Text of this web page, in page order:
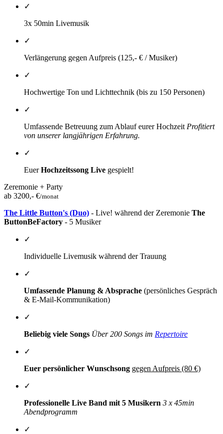
✓
3x 50min Livemusik
✓
Verlängerung gegen Aufpreis (125,- € / Musiker)
✓
Hochwertige Ton und Lichttechnik (bis zu 150 Personen)
✓
Umfassende Betreuung zum Ablauf eurer Hochzeit Profitiert
von unserer langjährigen Erfahrung.
✓
EuerHochzeitssong Live gespielt!
Zeremonie + Party
ab 3200,- €/monat
The Little Button's (Duo) - Live! während der Zeremonie The
ButtonBeFactory - 5 Musiker
✓
Individuelle Livemusik während der Trauung
✓
Umfassende Planung & Absprache (persönliches Gespräch
& E-Mail-Kommunikation)
✓
Beliebig viele Songs Über 200 Songs im Repertoire
✓
Euer persönlicher Wunschsong gegen Aufpreis (80 €)
✓
Professionelle Live Band mit 5 Musikern 3 x 45min
Abendprogramm
✓